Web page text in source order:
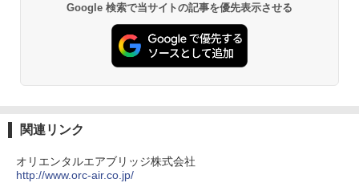
Google 検索で当サイトの記事を優先表示させる
関連リンク
オリエンタルエアブリッジ株式会社
http://www.orc-air.co.jp/